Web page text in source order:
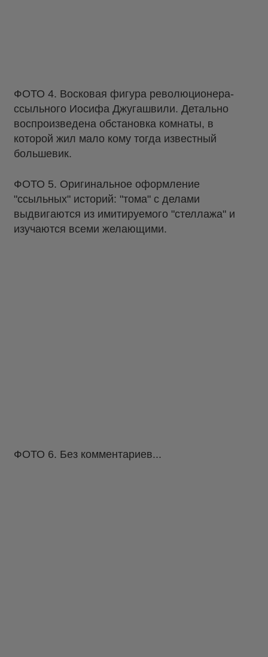
ФОТО 4. Восковая фигура революционера-
ссыльного Иосифа Джугашвили. Детально
воспроизведена обстановка комнаты, в
которой жил мало кому тогда известный
большевик.
ФОТО 5. Оригинальное оформление
"ссыльных" историй: "тома" с делами
выдвигаются из имитируемого "стеллажа" и
изучаются всеми желающими.
ФОТО 6. Без комментариев...